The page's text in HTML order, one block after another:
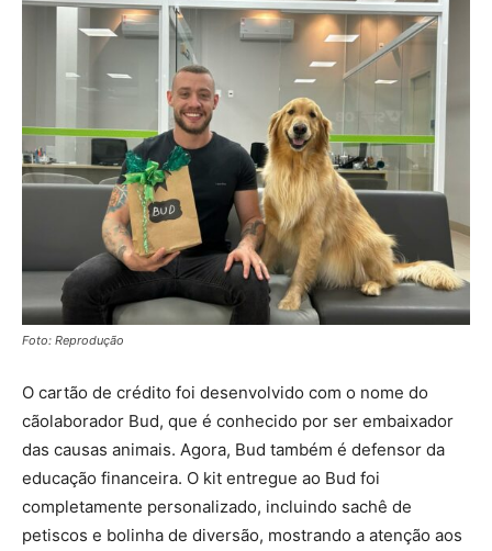
Foto: Reprodução
O cartão de crédito foi desenvolvido com o nome do
cãolaborador Bud, que é conhecido por ser embaixador
das causas animais. Agora, Bud também é defensor da
educação financeira. O kit entregue ao Bud foi
completamente personalizado, incluindo sachê de
petiscos e bolinha de diversão, mostrando a atenção aos